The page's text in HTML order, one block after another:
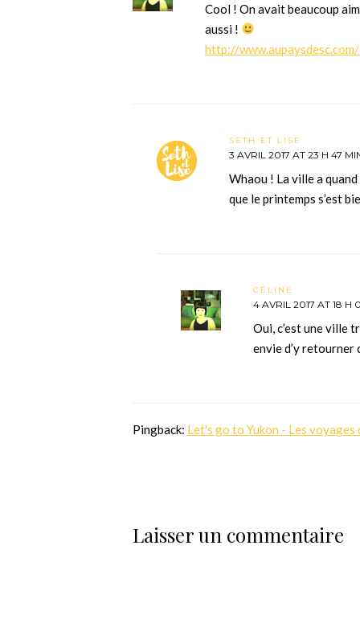
Cool ! On avait beaucoup
aussi !
http://
SETH ET LISE
3 AVRIL 2017 AT 23 H 47
Whaou ! La ville a
que le printemps s’est
CÉLINE
4 AVRIL 2017 AT 18 H
Oui, c’est une ville
envie d’y retourner
Pingback: Let's go to Yukon - Les voyages
Laisser un commentaire